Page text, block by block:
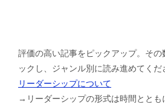
評価の高い記事をピックアップ。その
ックし、ジャンル別に読み進めてくだ
リーダーシップについて
→リーダーシップの形式は時間ととも